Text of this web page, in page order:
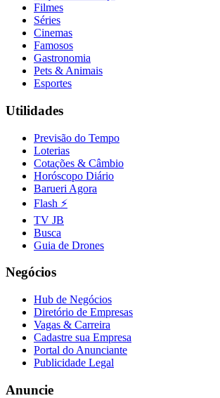
Filmes
Séries
Cinemas
Famosos
Gastronomia
Pets & Animais
Esportes
Utilidades
Previsão do Tempo
Loterias
Cotações & Câmbio
Horóscopo Diário
Barueri Agora
Flash ⚡
TV JB
Busca
Guia de Drones
Negócios
Hub de Negócios
Diretório de Empresas
Vagas & Carreira
Cadastre sua Empresa
Portal do Anunciante
Publicidade Legal
Anuncie